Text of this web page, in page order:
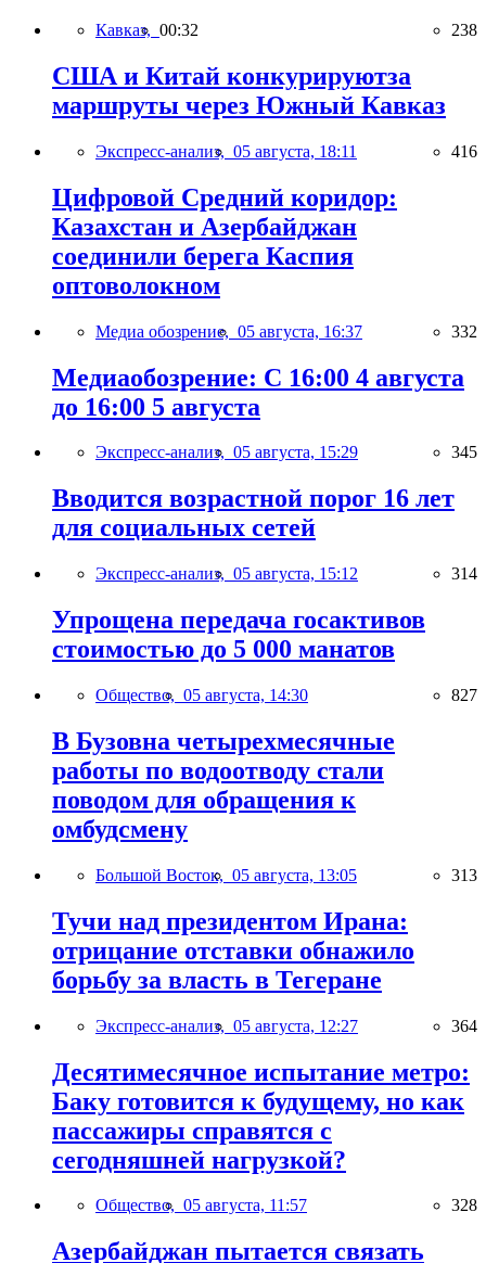
Кавказ, 00:32 238
США и Китай конкурируютза
маршруты через Южный Кавказ
Экспресс-анализ, 05 августа, 18:11 416
Цифровой Средний коридор:
Казахстан и Азербайджан
соединили берега Каспия
оптоволокном
Медиа обозрение, 05 августа, 16:37 332
Медиаобозрение: С 16:00 4 августа
до 16:00 5 августа
Экспресс-анализ, 05 августа, 15:29 345
Вводится возрастной порог 16 лет
для социальных сетей
Экспресс-анализ, 05 августа, 15:12 314
Упрощена передача госактивов
стоимостью до 5 000 манатов
Общество, 05 августа, 14:30 827
В Бузовна четырехмесячные
работы по водоотводу стали
поводом для обращения к
омбудсмену
Большой Восток, 05 августа, 13:05 313
Тучи над президентом Ирана:
отрицание отставки обнажило
борьбу за власть в Тегеране
Экспресс-анализ, 05 августа, 12:27 364
Десятимесячное испытание метро:
Баку готовится к будущему, но как
пассажиры справятся с
сегодняшней нагрузкой?
Общество, 05 августа, 11:57 328
Азербайджан пытается связать